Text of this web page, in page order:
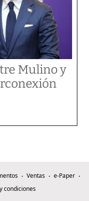
Mulino y
Ventas
e-Paper
condiciones